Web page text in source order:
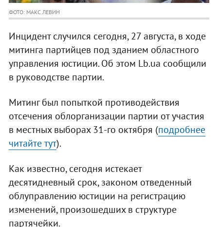
ФОТО: МАКС ЛЕВИН
Инцидент случился сегодня, 27 августа, в ходе
митинга партийцев под зданием областного
управления юстиции. Об этом Lb.ua сообщили
в руководстве партии.
Митинг был попыткой противодействия
отсечения облорганизации партии от участия
в местных выборах 31-го октября (подробнее
читайте тут).
Как известно, сегодня истекает
десятидневный срок, законом отведенный
облуправлению юстиции на регистрацию
изменений, произошедших в структуре
партячейки.